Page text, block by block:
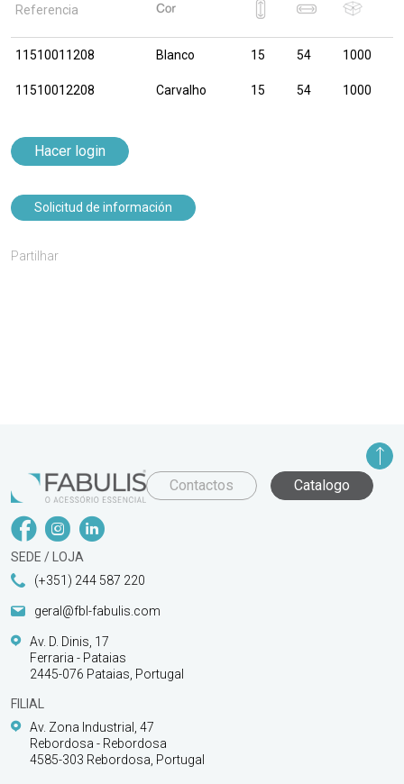
Referencia
11510011208 Blanco 15 54 1000
11510012208 Carvalho 15 54 1000
Hacer login
Solicitud de información
Partilhar
Contactos Catalogo
SEDE / LOJA
(+351) 244 587 220
geral@fbl-fabulis.com
Av. D. Dinis, 17
Ferraria - Pataias
2445-076 Pataias, Portugal
FILIAL
Av. Zona Industrial, 47
Rebordosa - Rebordosa
4585-303 Rebordosa, Portugal